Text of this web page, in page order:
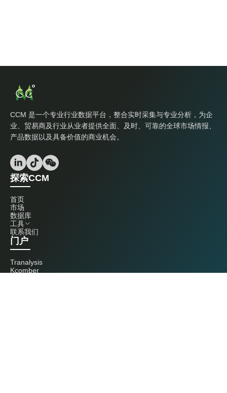
CCM 是一个专业行业数据平台，整合实时采集与专业分析，为企
业、贸易商及行业从业者提供全面、及时、可靠的全球市场情报、
产品数据以及具备价值的商业机会。
探索CCM
首页
市场
数据库
工具
联系我们
门户
Tranalysis
Kcomber